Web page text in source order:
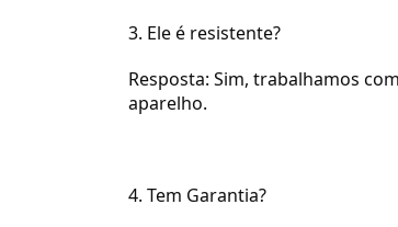
3. Ele é resistente?
Resposta: Sim, trabalhamos
aparelho.
4. Tem Garantia?